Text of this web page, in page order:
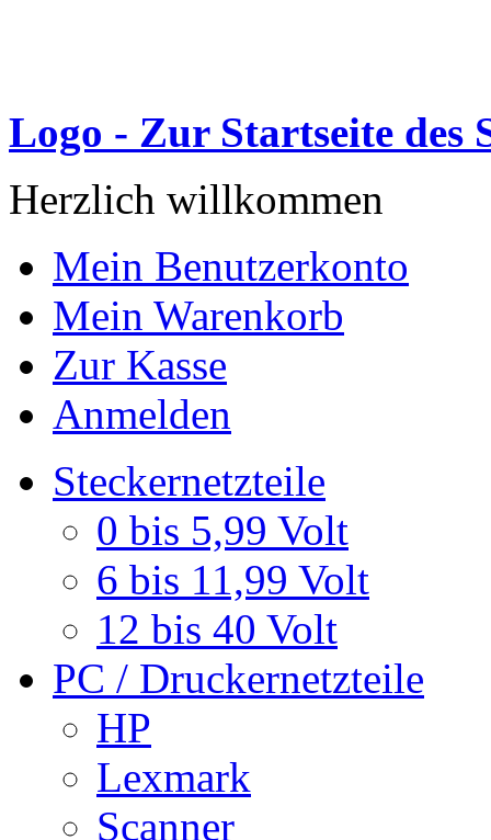
Logo - Zur Startseite des
Herzlich willkommen
Mein Benutzerkonto
Mein Warenkorb
Zur Kasse
Anmelden
Steckernetzteile
0 bis 5,99 Volt
6 bis 11,99 Volt
12 bis 40 Volt
PC / Druckernetzteile
HP
Lexmark
Scanner